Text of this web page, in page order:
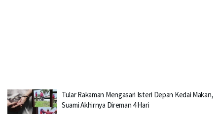
Tular Rakaman Mengasari Isteri Depan Kedai Makan,
Suami Akhirnya Direman 4 Hari